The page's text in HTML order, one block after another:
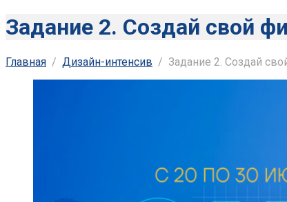
Задание 2. Создай свой
Главная Дизайн-интенсив Задание 2. Создай